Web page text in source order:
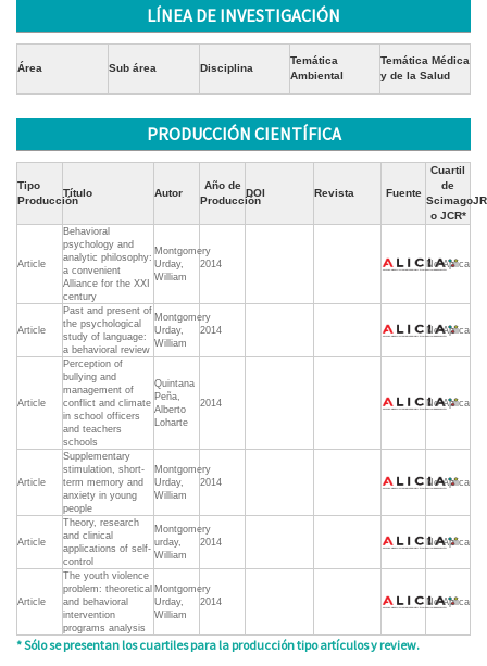
LÍNEA DE INVESTIGACIÓN
Área Sub área Disciplina
Temática
Ambiental
Temática Médica
y de la Salud
PRODUCCIÓN CIENTÍFICA
Tipo
Producción
Título Autor
Año de
Producción
DOI Revista Fuente
Cuartil
de
ScimagoJR
o JCR*
Article
Behavioral
psychology and
analytic philosophy:
a convenient
Alliance for the XXI
century
Montgomery
Urday,
William
2014 No Aplica
Article
Past and present of
the psychological
study of language:
a behavioral review
Montgomery
Urday,
William
2014 No Aplica
Article
Perception of
bullying and
management of
conflict and climate
in school officers
and teachers
schools
Quintana
Peña,
Alberto
Loharte
2014 No Aplica
Article
Supplementary
stimulation, short-
term memory and
anxiety in young
people
Montgomery
Urday,
William
2014 No Aplica
Article
Theory, research
and clinical
applications of self-
control
Montgomery
urday,
William
2014 No Aplica
Article
The youth violence
problem: theoretical
and behavioral
intervention
programs analysis
Montgomery
Urday,
William
2014 No Aplica
* Sólo se presentan los cuartiles para la producción tipo artículos y review.